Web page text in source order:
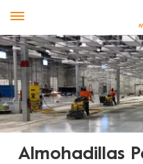
Almohadillas